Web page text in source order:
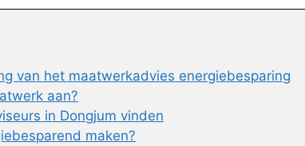
van het maatwerkadvies energiebesparing
aan?
in Dongjum vinden
maken?